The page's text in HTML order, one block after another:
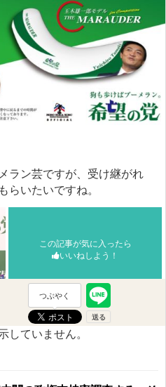
ラン芸ですが、受け継がれ
いたいですね。
この記事が気に入ったら
いいねしよう！
つぶやく
していません。